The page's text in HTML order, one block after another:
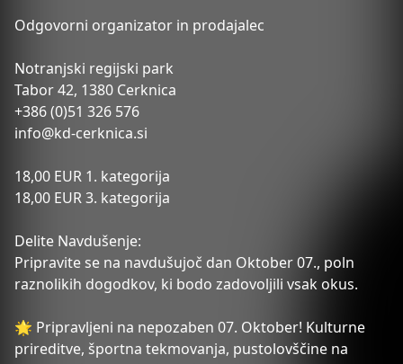
Odgovorni organizator in prodajalec
Notranjski regijski park
Tabor 42, 1380 Cerknica
+386 (0)51 326 576
info@kd-cerknica.si
18,00 EUR 1. kategorija
18,00 EUR 3. kategorija
Delite Navdušenje:
Pripravite se na navdušujoč dan Oktober 07., poln
raznolikih dogodkov, ki bodo zadovoljili vsak okus.
🌟 Pripravljeni na nepozaben 07. Oktober! Kulturne
prireditve, športna tekmovanja, pustolovščine na